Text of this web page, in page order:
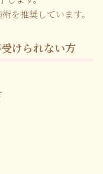
を推奨しています。
けられない方